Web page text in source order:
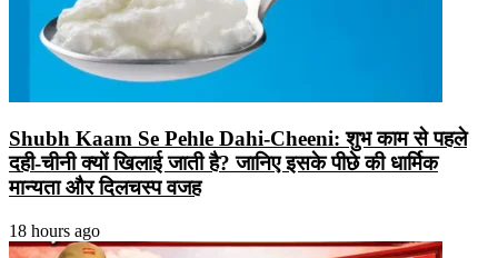
Shubh Kaam Se Pehle Dahi-Cheeni: शुभ काम से पहले
दही-चीनी क्यों खिलाई जाती है? जानिए इसके पीछे की धार्मिक
मान्यता और दिलचस्प वजह
18 hours ago